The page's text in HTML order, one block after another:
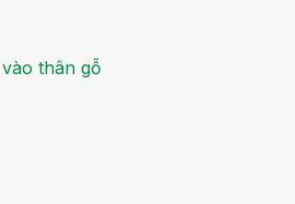
thân gỗ